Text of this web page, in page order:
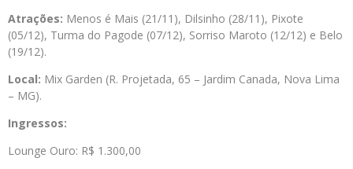
Atrações: Menos é Mais (21/11), Dilsinho (28/11), Pixote
(05/12), Turma do Pagode (07/12), Sorriso Maroto (12/12) e Belo
(19/12).
Local: Mix Garden (R. Projetada, 65 – Jardim Canada, Nova Lima
– MG).
Ingressos:
Lounge Ouro: R$ 1.300,00